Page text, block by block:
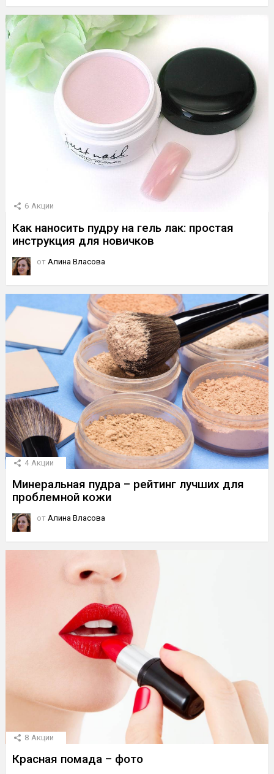
6 Акции
Как наносить пудру на гель лак: простая
инструкция для новичков
от Алина Власова
4 Акции
Минеральная пудра – рейтинг лучших для
проблемной кожи
от Алина Власова
8 Акции
Красная помада – фото